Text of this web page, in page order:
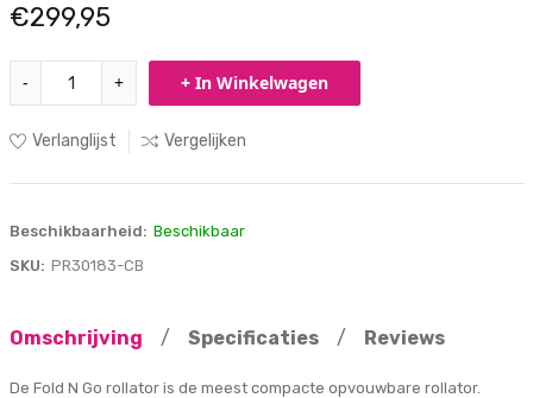
€299,95
- + + In Winkelwagen
Verlanglijst Vergelijken
Beschikbaarheid: Beschikbaar
SKU: PR30183-CB
Omschrijving / Specificaties / Reviews
De Fold N Go rollator is de meest compacte opvouwbare rollator.